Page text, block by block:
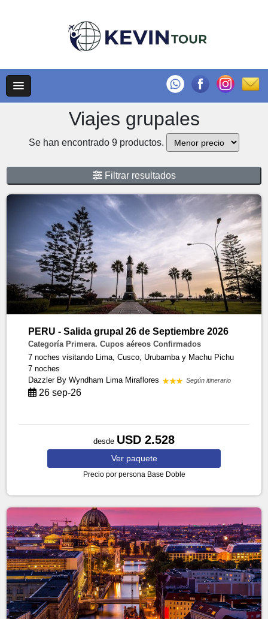
Viajes grupales
Se han encontrado 9 productos.
Filtrar resultados
PERU - Salida grupal 26 de Septiembre 2026
Categoría Primera. Cupos aéreos Confirmados
7 noches visitando Lima, Cusco, Urubamba y Machu Pichu
7 noches
Dazzler By Wyndham Lima Miraflores
Según itinerario
26 sep-26
desde USD 2.528
Ver paquete
Precio por persona Base Doble